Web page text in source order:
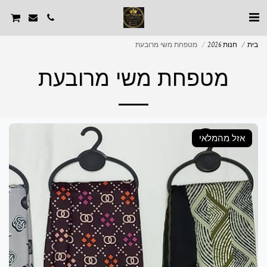
בית חנות 2026 מטפחת משי מרובעת
מטפחת משי מרובעת
אזל מהמלאי